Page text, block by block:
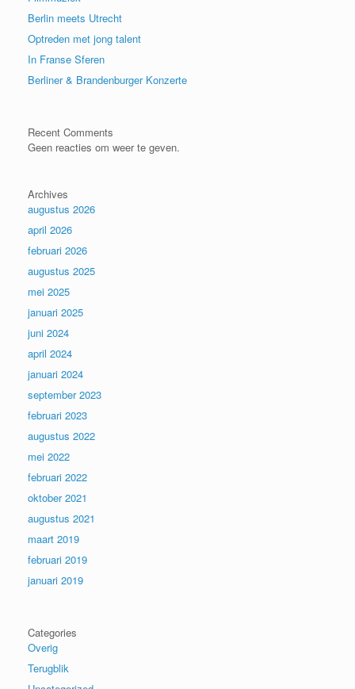
Berlin meets Utrecht
Optreden met jong talent
In Franse Sferen
Berliner & Brandenburger Konzerte
Recent Comments
Geen reacties om weer te geven.
Archives
augustus 2026
april 2026
februari 2026
augustus 2025
mei 2025
januari 2025
juni 2024
april 2024
januari 2024
september 2023
februari 2023
augustus 2022
mei 2022
februari 2022
oktober 2021
augustus 2021
maart 2019
februari 2019
januari 2019
Categories
Overig
Terugblik